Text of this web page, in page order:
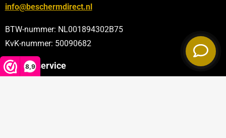
8,9
info@beschermdirect.nl
BTW-nummer: NL001894302B75
KvK-nummer: 50090682
Klantenservice